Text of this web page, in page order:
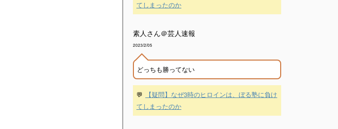
てしまったのか
素人さん＠芸人速報
2023/2/05
どっちも勝ってない
💬
【疑問】なぜ3時のヒロインは、ぼる塾に負け
てしまったのか